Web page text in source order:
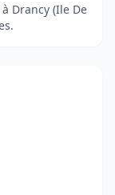
Drancy (Ile De